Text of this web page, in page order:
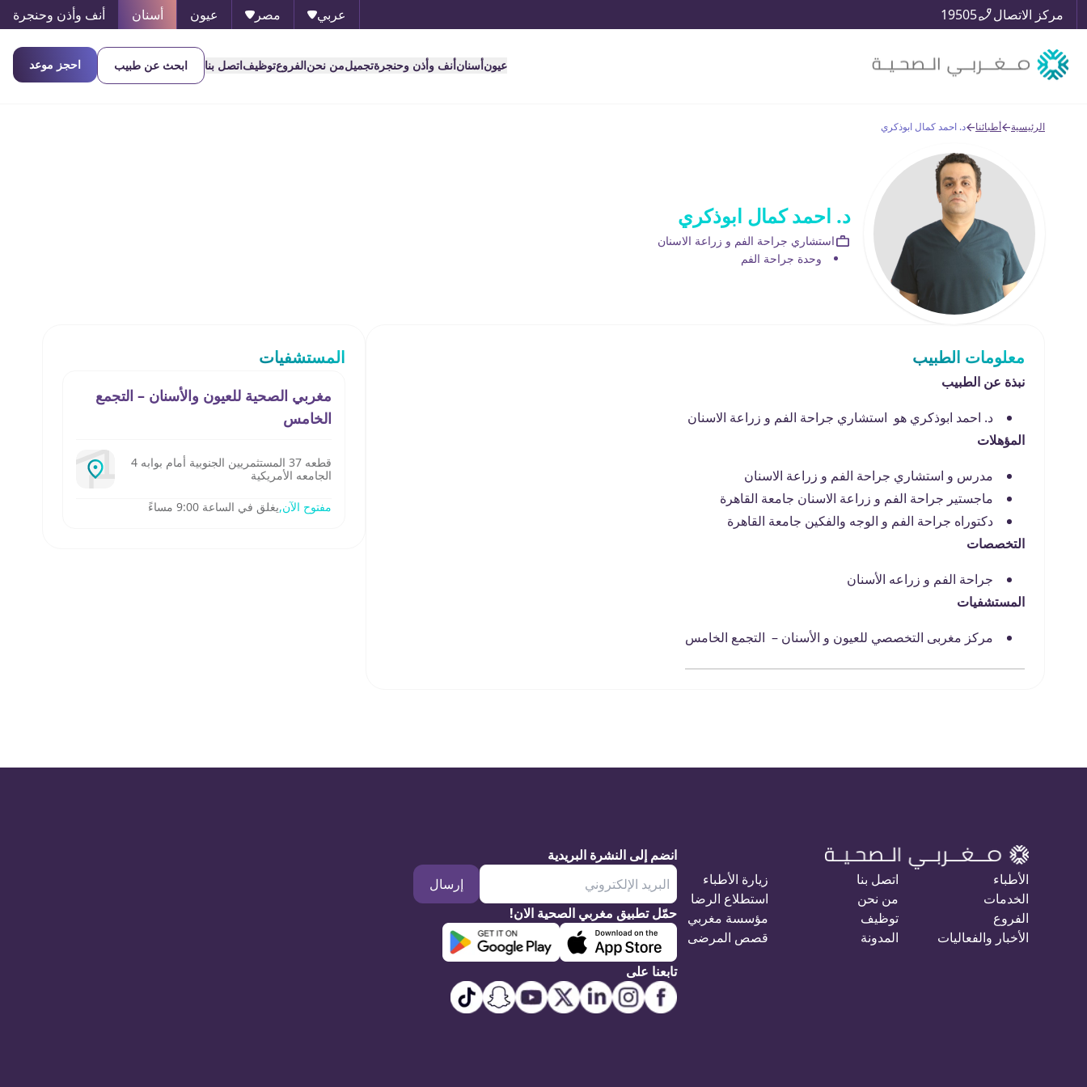
مركز الاتصال 19505 عربي مصر عيون أسنان أنف وأذن وحنجرة
عيونأسنانأنف وأذن وحنجرةتجميلمن نحنالفروعتوظيفاتصل بنا ابحث عن طبيب احجز موعد
الرئيسية أطبائنا د. احمد كمال ابوذكري
د. احمد كمال ابوذكري
استشاري جراحة الفم و زراعة الاسنان
وحدة جراحة الفم
معلومات الطبيب
نبذة عن الطبيب
د. احمد ابوذكري هو استشاري جراحة الفم و زراعة الاسنان
المؤهلات
مدرس و استشاري جراحة الفم و زراعة الاسنان
ماجستير جراحة الفم و زراعة الاسنان جامعة القاهرة
دكتوراه جراحة الفم و الوجه والفكين جامعة القاهرة
التخصصات
جراحة الفم و زراعه الأسنان
المستشفيات
مركز مغربى التخصصي للعيون و الأسنان – التجمع الخامس
المستشفيات
مغربي الصحية للعيون والأسنان – التجمع
الخامس
قطعه 37 المستثمريين الجنوبية أمام بوابه 4
الجامعه الأمريكية
مفتوح الآن,يغلق في الساعة 9:00 مساءً
الأطباء
الخدمات
الفروع
الأخبار والفعاليات
اتصل بنا
من نحن
توظيف
المدونة
زيارة الأطباء
استطلاع الرضا
مؤسسة مغربي
قصص المرضى
انضم إلى النشرة البريدية
إرسال
حمّل تطبيق مغربي الصحية الان!
تابعنا على